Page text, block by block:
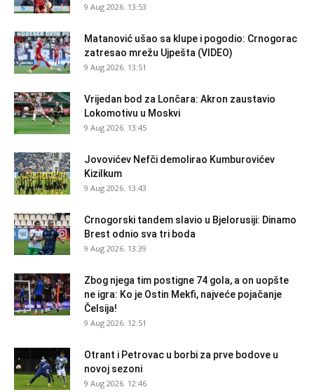
9 Aug 2026. 13:53
Matanović ušao sa klupe i pogodio: Crnogorac
zatresao mrežu Ujpešta (VIDEO)
9 Aug 2026. 13:51
Vrijedan bod za Lončara: Akron zaustavio
Lokomotivu u Moskvi
9 Aug 2026. 13:45
Jovovićev Nefči demolirao Kumburovićev
Kizilkum
9 Aug 2026. 13:43
Crnogorski tandem slavio u Bjelorusiji: Dinamo
Brest odnio sva tri boda
9 Aug 2026. 13:39
Zbog njega tim postigne 74 gola, a on uopšte
ne igra: Ko je Ostin Mekfi, najveće pojačanje
Čelsija!
9 Aug 2026. 12:51
Otrant i Petrovac u borbi za prve bodove u
novoj sezoni
9 Aug 2026. 12:46